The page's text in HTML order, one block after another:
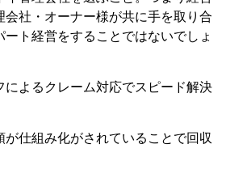
会社・オーナー様が共に手を取り合
ート経営をすることではないでしょ
によるクレーム対応でスピード解決
仕組み化がされていることで回収